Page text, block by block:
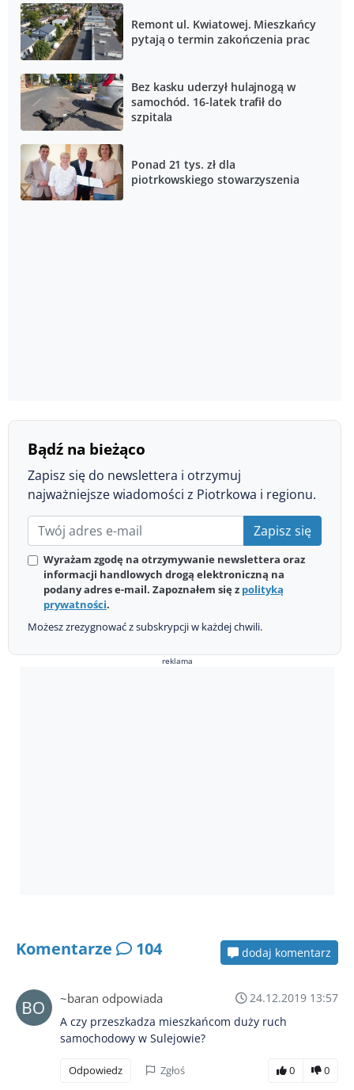
Remont ul. Kwiatowej. Mieszkańcy
pytają o termin zakończenia prac
Bez kasku uderzył hulajnogą w
samochód. 16-latek trafił do
szpitala
Ponad 21 tys. zł dla
piotrkowskiego stowarzyszenia
Bądź na bieżąco
Zapisz się do newslettera i otrzymuj
najważniejsze wiadomości z Piotrkowa i regionu.
Zapisz się
Wyrażam zgodę na otrzymywanie newslettera oraz
informacji handlowych drogą elektroniczną na
podany adres e-mail. Zapoznałem się z polityką
prywatności.
Możesz zrezygnować z subskrypcji w każdej chwili.
reklama
Komentarze 104 dodaj komentarz
~baran odpowiada
24.12.2019 13:57
A czy przeszkadza mieszkańcom duży ruch
samochodowy w Sulejowie?
Odpowiedz Zgłoś 0 0